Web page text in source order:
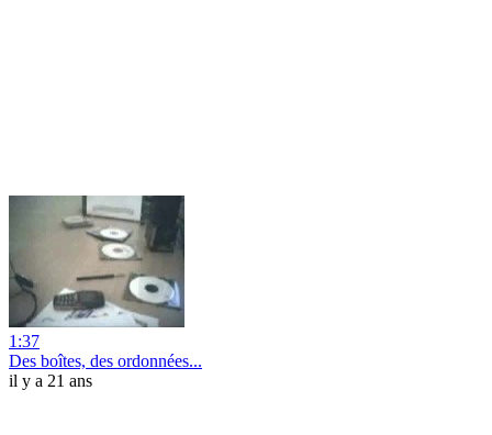
1:37
Des boîtes, des ordonnées...
il y a 21 ans